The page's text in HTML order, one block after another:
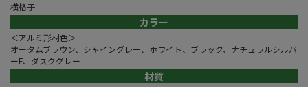
横格子
カラー
＜アルミ形材色＞
オータムブラウン、シャイングレー、ホワイト、ブラック、ナチュラルシルバ
ーF、ダスクグレー
材質